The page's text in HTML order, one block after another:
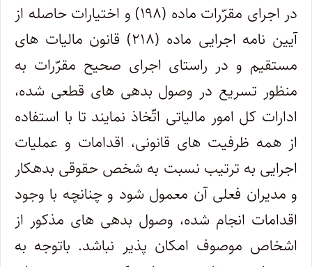
در اجرای مقرّرات ماده (۱۹۸) و اختیارات حاصله از
آیین نامه اجرایی ماده (۲۱۸) قانون مالیات های
مستقیم و در راستای اجرای صحیح مقرّرات به
منظور تسریع در وصول بدهی های قطعی شده،
ادارات کل امور مالیاتی اتّخاذ نمایند تا با استفاده
از همه ظرفیت های قانونی، اقدامات و عملیات
اجرایی به ترتیب نسبت به شخص حقوقی بدهکار
و مدیران فعلی آن معمول شود و چنانچه با وجود
اقدامات انجام شده، وصول بدهی های مذکور از
اشخاص موصوف امکان پذیر نباشد. باتوجه به